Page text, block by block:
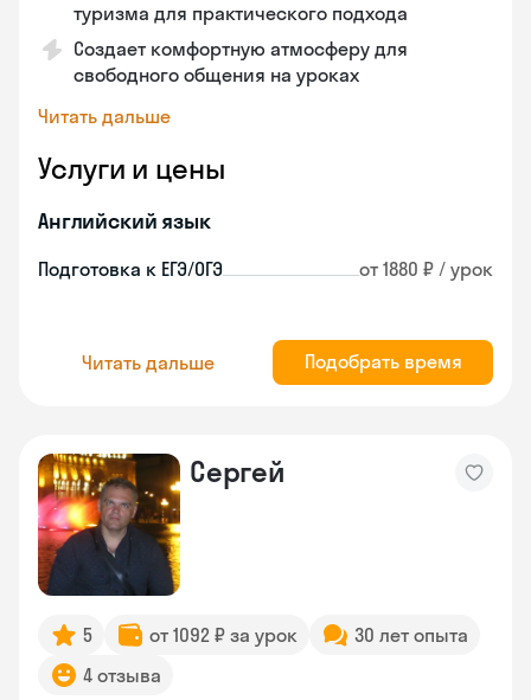
туризма для практического подхода
Создает комфортную атмосферу для
свободного общения на уроках
Читать дальше
Услуги и цены
Английский язык
Подготовка к ЕГЭ/ОГЭ от 1880 ₽ / урок
Читать дальше Подобрать время
Сергей
5 от 1092 ₽ за урок
30 лет опыта
4 отзыва